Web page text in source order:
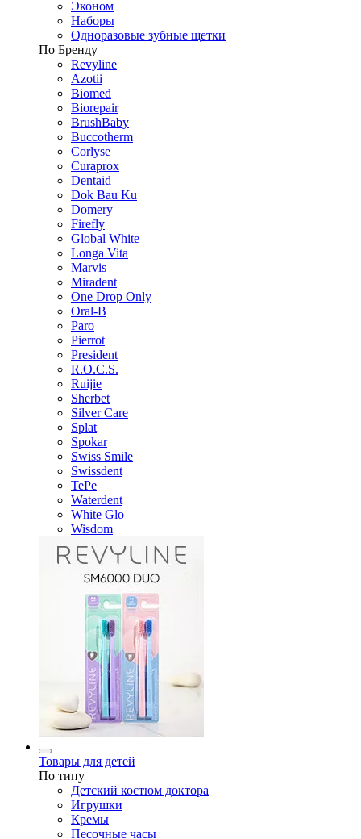
Эконом
Наборы
Одноразовые зубные щетки
По Бренду
Revyline
Azotii
Biomed
Biorepair
BrushBaby
Buccotherm
Corlyse
Curaprox
Dentaid
Dok Bau Ku
Domery
Firefly
Global White
Longa Vita
Marvis
Miradent
One Drop Only
Oral-B
Paro
Pierrot
President
R.O.C.S.
Ruijie
Sherbet
Silver Care
Splat
Spokar
Swiss Smile
Swissdent
TePe
Waterdent
White Glo
Wisdom
Товары для детей
По типу
Детский костюм доктора
Игрушки
Кремы
Песочные часы